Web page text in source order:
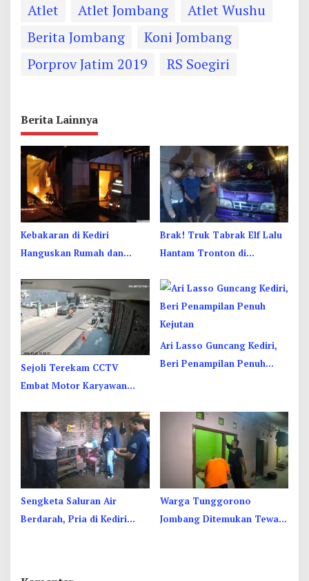
Atlet Atlet Jombang
Atlet Wushu
Berita Jombang
Koni Jombang
Porprov Jatim 2019
RS Soegiri
Berita Lainnya
Kebakaran di Kediri
Hanguskan Rumah dan
Capai Rp1 Miliar
Brak! Truk Tabrak Elf Lalu
Hantam Tronton di
Terjepit
Sejoli Terekam CCTV
Embat Motor Karyawan
Kamar Jenazah
Ari Lasso Guncang Kediri,
Beri Penampilan Penuh
Sengketa Saluran Air
Berdarah, Pria di Kediri
Warga Tunggorono
Jombang Ditemukan Tewas